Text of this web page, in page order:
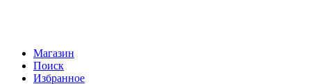
Магазин
Поиск
Избранное